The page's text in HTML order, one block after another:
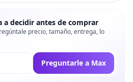
a decidir antes de comprar
precio, tamaño, entrega, lo
Preguntarle a Max